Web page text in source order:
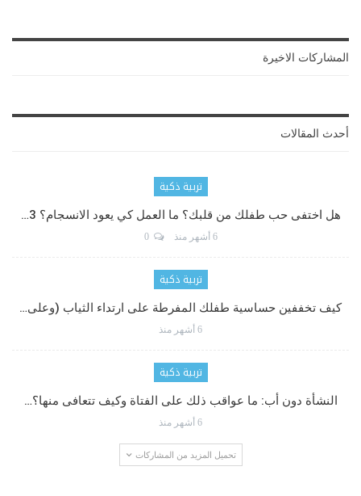
المشاركات الاخيرة
أحدث المقالات
تربية ذكية
هل اختفى حب طفلك من قلبك؟ ما العمل كي يعود الانسجام؟ 3…
6 أشهر منذ 0
تربية ذكية
كيف تخففين حساسية طفلك المفرطة على ارتداء الثياب (وعلى…
6 أشهر منذ
تربية ذكية
النشأة دون أب: ما عواقب ذلك على الفتاة وكيف تتعافى منها؟…
6 أشهر منذ
تحميل المزيد من المشاركات